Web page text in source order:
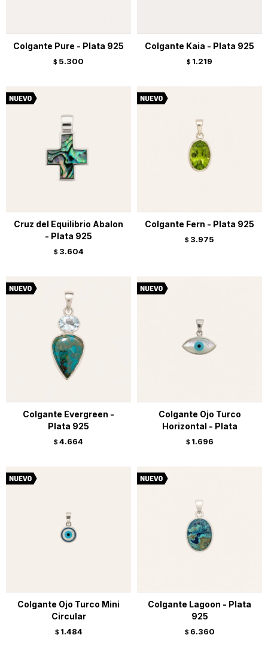
Colgante Pure - Plata 925
$ 5.300
Colgante Kaia - Plata 925
$ 1.219
Cruz del Equilibrio Abalon
- Plata 925
$ 3.604
Colgante Fern - Plata 925
$ 3.975
Colgante Evergreen -
Plata 925
$ 4.664
Colgante Ojo Turco
Horizontal - Plata
$ 1.696
Colgante Ojo Turco Mini
Circular
$ 1.484
Colgante Lagoon - Plata
925
$ 6.360